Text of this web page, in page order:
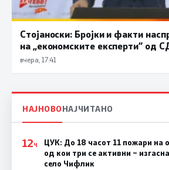
Стојаноски: Бројки и факти
на „економските експерти“ од
вчера, 17:41
НАЈНОВОНАЈЧИТАНО
12Ч
ЦУК: До 18 часот 11 пожари на
од кои три се активни –
село Чифлик